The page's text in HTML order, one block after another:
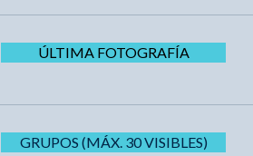
ÚLTIMA FOTOGRAFÍA
GRUPOS (MÁX. 30 VISIBLES)